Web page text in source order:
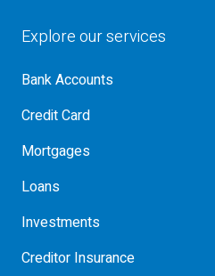
Explore our services
Bank Accounts
Credit Card
Mortgages
Loans
Investments
Creditor Insurance